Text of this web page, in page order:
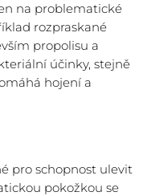
na problematické
rozpraskané
propolisu a
účinky, stejně
hojení a
pro schopnost ulevit
pokožkou se